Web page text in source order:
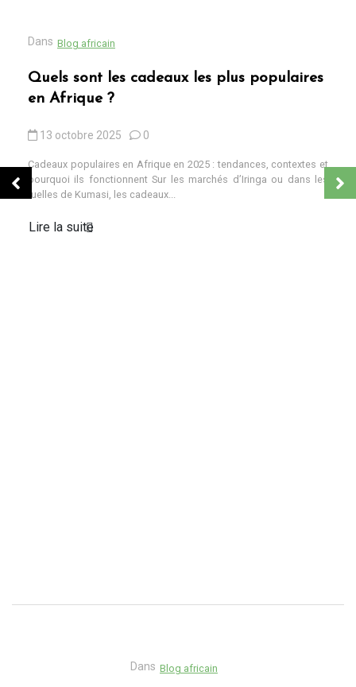
Dans Blog africain
Quels sont les cadeaux les plus populaires
en Afrique ?
13 octobre 2025 0
Cadeaux populaires en Afrique en 2025 : tendances, contextes et
pourquoi ils fonctionnent Sur les marchés d’Iringa ou dans les
ruelles de Kumasi, les cadeaux...
Lire la suite
Dans Blog africain